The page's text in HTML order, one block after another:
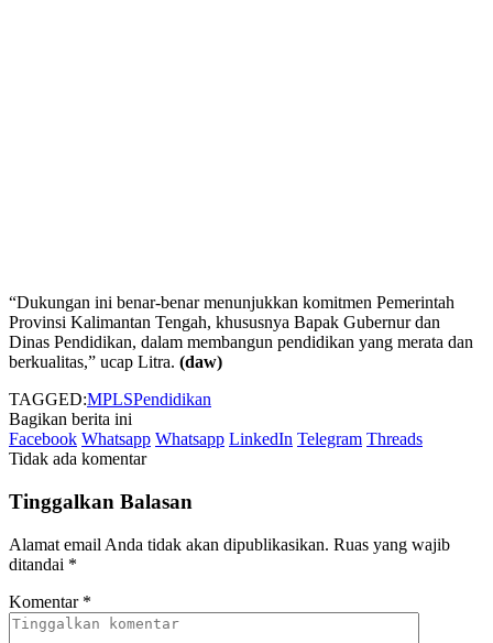
“Dukungan ini benar-benar menunjukkan komitmen Pemerintah
Provinsi Kalimantan Tengah, khususnya Bapak Gubernur dan
Dinas Pendidikan, dalam membangun pendidikan yang merata dan
berkualitas,” ucap Litra. (daw)
TAGGED:MPLSPendidikan
Bagikan berita ini
Facebook Whatsapp Whatsapp LinkedIn Telegram Threads
Tidak ada komentar
Tinggalkan Balasan
Alamat email Anda tidak akan dipublikasikan. Ruas yang wajib
ditandai *
Komentar *